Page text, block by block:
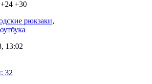
+24 +30
рюкзаки,
13:02
32